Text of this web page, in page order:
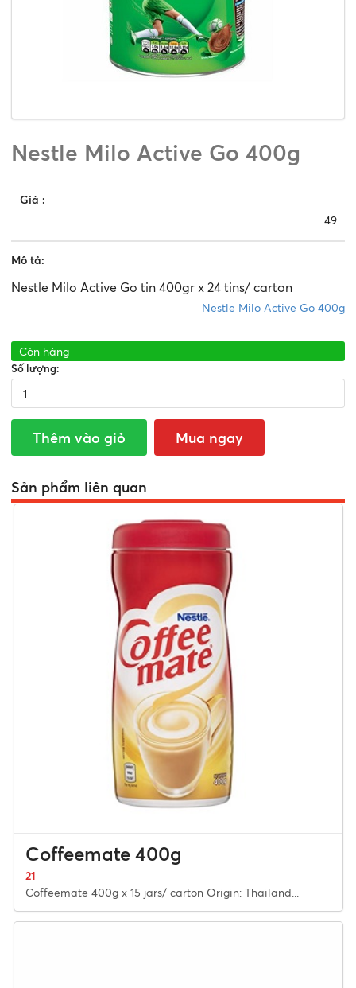
Nestle Milo Active Go 400g
Giá :
49
Mô tả:
Nestle Milo Active Go tin 400gr x 24 tins/ carton
Nestle Milo Active Go 400g
Còn hàng
Số lượng:
Thêm vào giỏ Mua ngay
Sản phẩm liên quan
Coffeemate 400g
21
Coffeemate 400g x 15 jars/ carton Origin: Thailand...